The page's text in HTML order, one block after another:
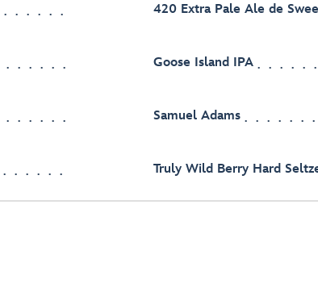
420 Extra Pale Ale de
Goose Island IPA
Samuel Adams
Truly Wild Berry Hard